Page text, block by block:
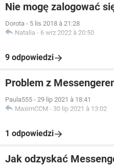
Nie mogę zalogować
Dorota - 5 lis 2018 à 21:28
Natalia - 6 wrz 2022 à 20:50
9 odpowiedzi
Problem z
Paula555 - 29 lip 2021 à 18:41
MaximCCM - 30 lip 2021 à 13:02
1 odpowiedzi
Jak odzyskać